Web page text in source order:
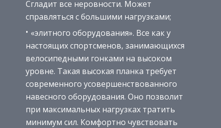
Сгладит все неровности. Может
справляться с большими нагрузками;
«элитного оборудования». Все как у
настоящих спортсменов, занимающихся
велосипедными гонками на высоком
уровне. Такая высокая планка требует
современного усовершенствованного
навесного оборудования. Оно позволит
при максимальных нагрузках тратить
минимум сил. Комфортно чувствовать